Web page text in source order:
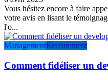
Vous hésitez encore à faire
votre avis en lisant le
l'o...
ManagementRecrutement
Comment fidéliser un